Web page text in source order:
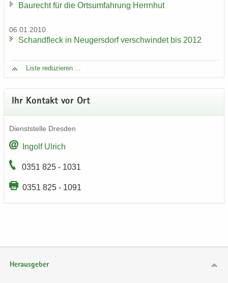
Bau­recht für die Orts­um­fah­rung Herrn­hut
06.01.2010
Schand­fleck in Neu­gers­dorf ver­schwin­det bis 2012
Liste re­du­zie­ren ...
Ihr Kon­takt vor Ort
Dienst­stel­le Dres­den
In­golf Ul­rich
0351 825 - 1031
0351 825 - 1091
Herausgeber